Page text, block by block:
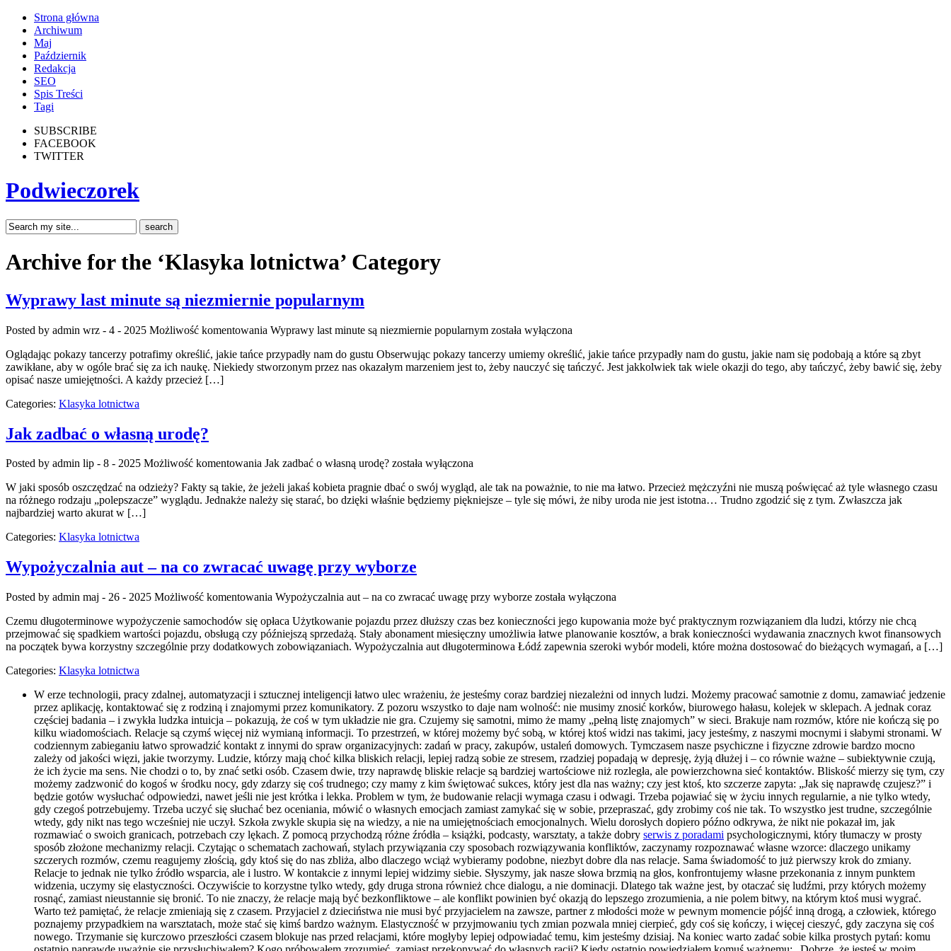
Strona główna
Archiwum
Maj
Październik
Redakcja
SEO
Spis Treści
Tagi
SUBSCRIBE
FACEBOOK
TWITTER
Podwieczorek
Archive for the ‘Klasyka lotnictwa’ Category
Wyprawy last minute są niezmiernie popularnym
Posted by admin wrz - 4 - 2025 Możliwość komentowania Wyprawy last minute są niezmiernie popularnym została wyłączona
Oglądając pokazy tancerzy potrafimy określić, jakie tańce przypadły nam do gustu Obserwując pokazy tancerzy umiemy określić, jakie tańce przypadły nam do gustu, jakie nam się podobają a które są zbyt
zawikłane, aby w ogóle brać się za ich naukę. Niekiedy stworzonym przez nas okazałym marzeniem jest to, żeby nauczyć się tańczyć. Jest jakkolwiek tak wiele okazji do tego, aby tańczyć, żeby bawić się, żeby
opisać nasze umiejętności. A każdy przecież […]
Categories: Klasyka lotnictwa
Jak zadbać o własną urodę?
Posted by admin lip - 8 - 2025 Możliwość komentowania Jak zadbać o własną urodę? została wyłączona
W jaki sposób oszczędzać na odzieży? Fakty są takie, że jeżeli jakaś kobieta pragnie dbać o swój wygląd, ale tak na poważnie, to nie ma łatwo. Przecież mężczyźni nie muszą poświęcać aż tyle własnego czasu
na różnego rodzaju „polepszacze” wyglądu. Jednakże należy się starać, bo dzięki właśnie będziemy piękniejsze – tyle się mówi, że niby uroda nie jest istotna… Trudno zgodzić się z tym. Zwłaszcza jak
najbardziej warto akurat w […]
Categories: Klasyka lotnictwa
Wypożyczalnia aut – na co zwracać uwagę przy wyborze
Posted by admin maj - 26 - 2025 Możliwość komentowania Wypożyczalnia aut – na co zwracać uwagę przy wyborze została wyłączona
Czemu długoterminowe wypożyczenie samochodów się opłaca Użytkowanie pojazdu przez dłuższy czas bez konieczności jego kupowania może być praktycznym rozwiązaniem dla ludzi, którzy nie chcą
przejmować się spadkiem wartości pojazdu, obsługą czy późniejszą sprzedażą. Stały abonament miesięczny umożliwia łatwe planowanie kosztów, a brak konieczności wydawania znacznych kwot finansowych
na początek bywa korzystny szczególnie przy dodatkowych zobowiązaniach. Wypożyczalnia aut długoterminowa Łódź zapewnia szeroki wybór modeli, które można dostosować do bieżących wymagań, a […]
Categories: Klasyka lotnictwa
W erze technologii, pracy zdalnej, automatyzacji i sztucznej inteligencji łatwo ulec wrażeniu, że jesteśmy coraz bardziej niezależni od innych ludzi. Możemy pracować samotnie z domu, zamawiać jedzenie
przez aplikację, kontaktować się z rodziną i znajomymi przez komunikatory. Z pozoru wszystko to daje nam wolność: nie musimy znosić korków, biurowego hałasu, kolejek w sklepach. A jednak coraz
częściej badania – i zwykła ludzka intuicja – pokazują, że coś w tym układzie nie gra. Czujemy się samotni, mimo że mamy „pełną listę znajomych” w sieci. Brakuje nam rozmów, które nie kończą się po
kilku wiadomościach. Relacje są czymś więcej niż wymianą informacji. To przestrzeń, w której możemy być sobą, w której ktoś widzi nas takimi, jacy jesteśmy, z naszymi mocnymi i słabymi stronami. W
codziennym zabieganiu łatwo sprowadzić kontakt z innymi do spraw organizacyjnych: zadań w pracy, zakupów, ustaleń domowych. Tymczasem nasze psychiczne i fizyczne zdrowie bardzo mocno
zależy od jakości więzi, jakie tworzymy. Ludzie, którzy mają choć kilka bliskich relacji, lepiej radzą sobie ze stresem, rzadziej popadają w depresję, żyją dłużej i – co równie ważne – subiektywnie czują,
że ich życie ma sens. Nie chodzi o to, by znać setki osób. Czasem dwie, trzy naprawdę bliskie relacje są bardziej wartościowe niż rozległa, ale powierzchowna sieć kontaktów. Bliskość mierzy się tym, czy
możemy zadzwonić do kogoś w środku nocy, gdy zdarzy się coś trudnego; czy mamy z kim świętować sukces, który jest dla nas ważny; czy jest ktoś, kto szczerze zapyta: „Jak się naprawdę czujesz?” i
będzie gotów wysłuchać odpowiedzi, nawet jeśli nie jest krótka i lekka. Problem w tym, że budowanie relacji wymaga czasu i odwagi. Trzeba pojawiać się w życiu innych regularnie, a nie tylko wtedy,
gdy czegoś potrzebujemy. Trzeba uczyć się słuchać bez oceniania, mówić o własnych emocjach zamiast zamykać się w sobie, przepraszać, gdy zrobimy coś nie tak. To wszystko jest trudne, szczególnie
wtedy, gdy nikt nas tego wcześniej nie uczył. Szkoła zwykle skupia się na wiedzy, a nie na umiejętnościach emocjonalnych. Wielu dorosłych dopiero późno odkrywa, że nikt nie pokazał im, jak
rozmawiać o swoich granicach, potrzebach czy lękach. Z pomocą przychodzą różne źródła – książki, podcasty, warsztaty, a także dobry serwis z poradami psychologicznymi, który tłumaczy w prosty
sposób złożone mechanizmy relacji. Czytając o schematach zachowań, stylach przywiązania czy sposobach rozwiązywania konfliktów, zaczynamy rozpoznawać własne wzorce: dlaczego unikamy
szczerych rozmów, czemu reagujemy złością, gdy ktoś się do nas zbliża, albo dlaczego wciąż wybieramy podobne, niezbyt dobre dla nas relacje. Sama świadomość to już pierwszy krok do zmiany.
Relacje to jednak nie tylko źródło wsparcia, ale i lustro. W kontakcie z innymi lepiej widzimy siebie. Słyszymy, jak nasze słowa brzmią na głos, konfrontujemy własne przekonania z innym punktem
widzenia, uczymy się elastyczności. Oczywiście to korzystne tylko wtedy, gdy druga strona również chce dialogu, a nie dominacji. Dlatego tak ważne jest, by otaczać się ludźmi, przy których możemy
rosnąć, zamiast nieustannie się bronić. To nie znaczy, że relacje mają być bezkonfliktowe – ale konflikt powinien być okazją do lepszego zrozumienia, a nie polem bitwy, na którym ktoś musi wygrać.
Warto też pamiętać, że relacje zmieniają się z czasem. Przyjaciel z dzieciństwa nie musi być przyjacielem na zawsze, partner z młodości może w pewnym momencie pójść inną drogą, a człowiek, którego
poznajemy przypadkiem na warsztatach, może stać się kimś bardzo ważnym. Elastyczność w przyjmowaniu tych zmian pozwala mniej cierpieć, gdy coś się kończy, i więcej cieszyć, gdy zaczyna się coś
nowego. Trzymanie się kurczowo przeszłości czasem blokuje nas przed relacjami, które mogłyby lepiej odpowiadać temu, kim jesteśmy dzisiaj. Na koniec warto zadać sobie kilka prostych pytań: komu